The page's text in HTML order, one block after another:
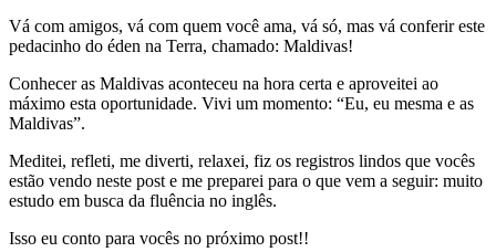
Vá com amigos, vá com quem você ama, vá só, mas vá conferir este
pedacinho do éden na Terra, chamado: Maldivas!
Conhecer as Maldivas aconteceu na hora certa e aproveitei ao
máximo esta oportunidade. Vivi um momento: “Eu, eu mesma e as
Maldivas”.
Meditei, refleti, me diverti, relaxei, fiz os registros lindos que vocês
estão vendo neste post e me preparei para o que vem a seguir: muito
estudo em busca da fluência no inglês.
Isso eu conto para vocês no próximo post!!